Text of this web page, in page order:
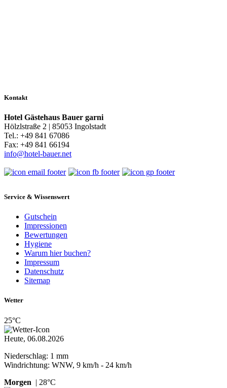
Kontakt
Hotel Gästehaus Bauer garni
Hölzlstraße 2 | 85053 Ingolstadt
Tel.: +49 841 67086
Fax: +49 841 66194
info@hotel-bauer.net
Service & Wissenswert
Gutschein
Impressionen
Bewertungen
Hygiene
Warum hier buchen?
Impressum
Datenschutz
Sitemap
Wetter
25°C
Heute, 06.08.2026
Niederschlag: 1 mm
Windrichtung: WNW, 9 km/h - 24 km/h
Morgen | 28°C